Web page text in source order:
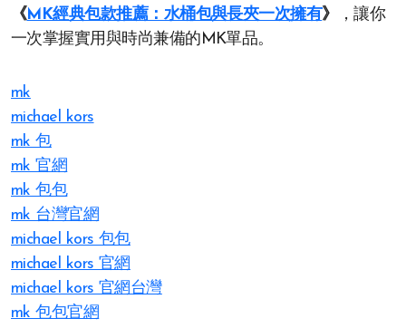
《MK經典包款推薦：水桶包與長夾一次擁有》
，讓你
一次掌握實用與時尚兼備的MK單品。
mk
michael kors
mk 包
mk 官網
mk 包包
mk 台灣官網
michael kors 包包
michael kors 官網
michael kors 官網台灣
mk 包包官網